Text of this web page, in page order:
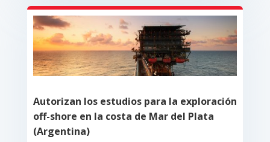
Autorizan los estudios para la exploración
off-shore en la costa de Mar del Plata
(Argentina)